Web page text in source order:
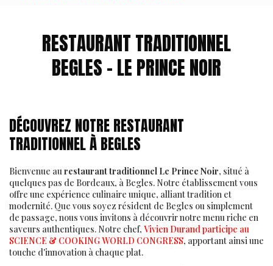
RESTAURANT TRADITIONNEL
BEGLES - LE PRINCE NOIR
DÉCOUVREZ NOTRE RESTAURANT
TRADITIONNEL À BEGLES
Bienvenue aurestaurant traditionnel Le Prince Noir, situé à
quelques pas de Bordeaux, à Begles. Notre établissement vous
offre une expérience culinaire unique, alliant tradition et
modernité. Que vous soyez résident de Begles ou simplement
de passage, nous vous invitons à découvrir notre menu riche en
saveurs authentiques. Notre chef, Vivien Durand participe au
SCIENCE & COOKING WORLD CONGRESS, apportant ainsi une
touche d'innovation à chaque plat.